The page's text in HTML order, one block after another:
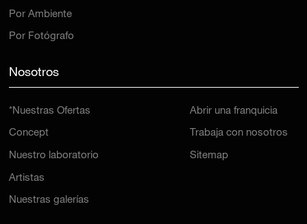
Por Ambiente
Por Fotógrafo
Nosotros
*Nuestras Ofertas
Concept
Nuestro laboratorio
Artistas
Nuestras galerías
Abrir una franquicia
Trabaja con nosotros
Sitemap